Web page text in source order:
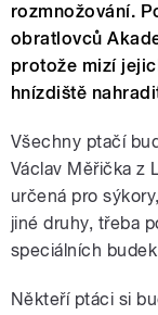
rozmnožování.
obratlovců
protože mizí
hnízdiště
Všechny ptačí
Václav Měřička z
určená pro
jiné druhy, třeba
speciálních
Někteří ptáci si